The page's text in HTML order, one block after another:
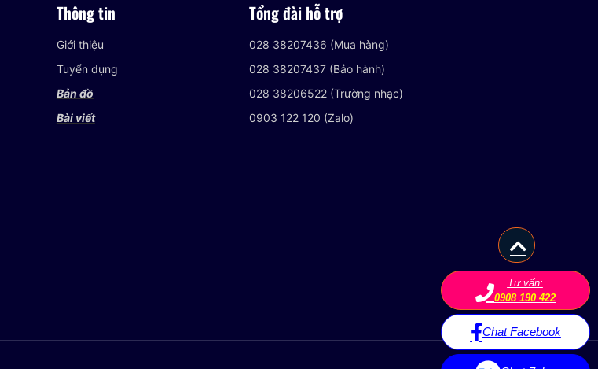
Tư vấn:
0908 190 422
Chat Facebook
Thông tin
Giới thiệu
Tuyển dụng
Bản đồ
Bài viết
Tổng đài hỗ trợ
028 38207436 (Mua hàng)
028 38207437 (Bảo hành)
028 38206522 (Trường nhạc)
0903 122 120 (Zalo)